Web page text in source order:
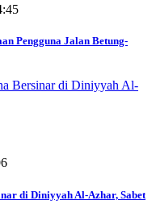
Pengguna Jalan Betung-
di Diniyyah Al-Azhar, Sabet